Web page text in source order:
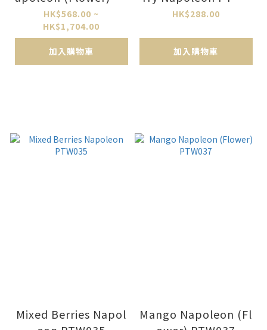
W031L
HK$568.00 ~
HK$1,704.00
加入購物車
34
HK$288.00
加入購物車
Mixed Berries Napol
Mango Napoleon (Fl